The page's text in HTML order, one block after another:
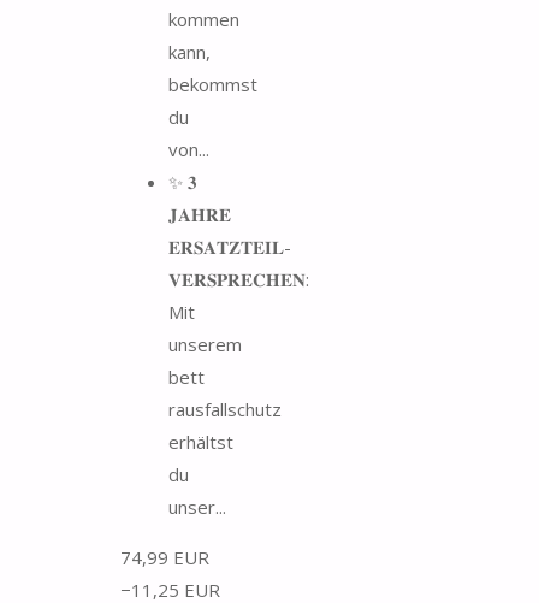
kommen
kann,
bekommst
du
von...
✨ 𝟑
𝐉𝐀𝐇𝐑𝐄
𝐄𝐑𝐒𝐀𝐓𝐙𝐓𝐄𝐈𝐋-
𝐕𝐄𝐑𝐒𝐏𝐑𝐄𝐂𝐇𝐄𝐍:
Mit
unserem
bett
rausfallschutz
erhältst
du
unser...
74,99 EUR
−11,25 EUR